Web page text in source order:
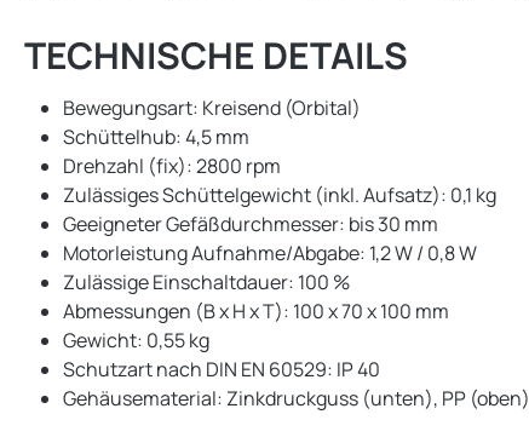
TECHNISCHE DETAILS
Bewegungsart: Kreisend (Orbital)
Schüttelhub: 4,5 mm
Drehzahl (fix): 2800 rpm
Zulässiges Schüttelgewicht (inkl. Aufsatz): 0,1 kg
Geeigneter Gefäßdurchmesser: bis 30 mm
Motorleistung Aufnahme/Abgabe: 1,2 W / 0,8 W
Zulässige Einschaltdauer: 100 %
Abmessungen (B x H x T): 100 x 70 x 100 mm
Gewicht: 0,55 kg
Schutzart nach DIN EN 60529: IP 40
Gehäusematerial: Zinkdruckguss (unten), PP (oben)